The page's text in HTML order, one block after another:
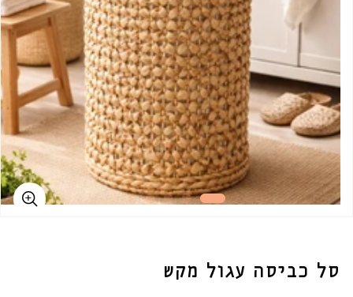
סל כביסה עגול מקש